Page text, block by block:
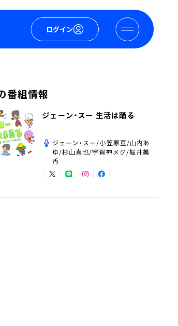
ログイン
番組情報
ジェーン・スー 生活は踊る
ジェーン・スー/小笠原亘/山内あ
ゆ/杉山真也/宇賀神メグ/堀井美
香